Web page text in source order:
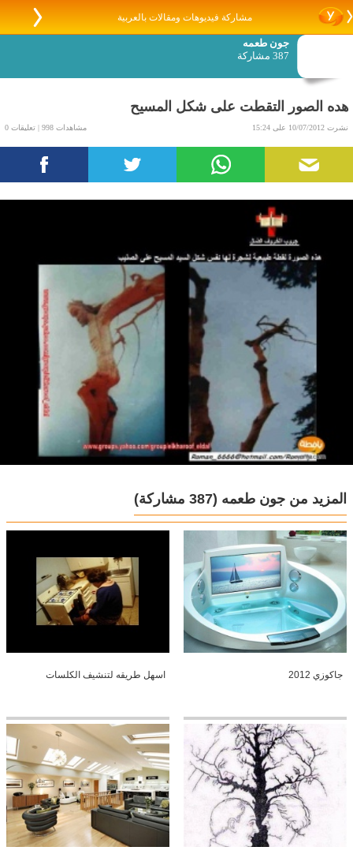
مشاركة فيديوهات ومقالات بالعربية
جون طعمه
387 مشاركة
هده الصور التقطت على شكل المسيح
نشرت 10/07/2012 على 15:24 مشاهدات 998 | تعليقات 0
المزيد من جون طعمه (387 مشاركة)
جاكوزي 2012 اسهل طريقه لتنشيف الكلسات